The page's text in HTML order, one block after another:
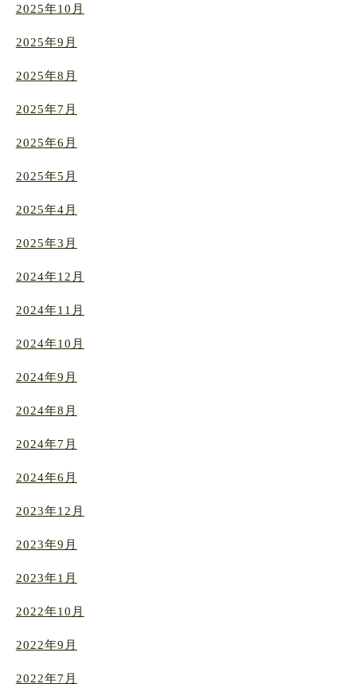
2025年10月
2025年9月
2025年8月
2025年7月
2025年6月
2025年5月
2025年4月
2025年3月
2024年12月
2024年11月
2024年10月
2024年9月
2024年8月
2024年7月
2024年6月
2023年12月
2023年9月
2023年1月
2022年10月
2022年9月
2022年7月